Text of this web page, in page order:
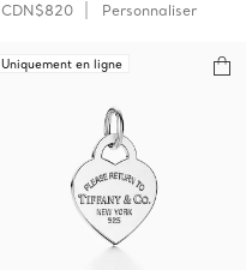
CDN$820
Personnaliser
Uniquement en ligne